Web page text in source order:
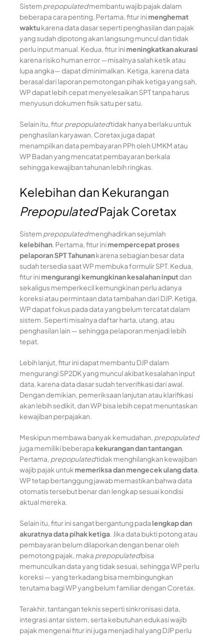
Sistem prepopulatedmembantu wajib pajak dalam
beberapa cara penting. Pertama, fitur ini menghemat
waktukarena data dasar seperti penghasilan dan pajak
yang sudah dipotong akan langsung muncul dan tidak
perlu input manual. Kedua, fitur ini meningkatkan akurasi
karena risiko human error —misalnya salah ketik atau
lupa angka— dapat diminimalkan. Ketiga, karena data
berasal dari laporan pemotongan pihak ketiga yang sah,
WP dapat lebih cepat menyelesaikan SPT tanpa harus
menyusun dokumen fisik satu per satu.
Selain itu, fiturprepopulatedtidak hanya berlaku untuk
penghasilan karyawan. Coretax juga dapat
menampilkan data pembayaran PPh oleh UMKM atau
WP Badan yang mencatat pembayaran berkala
sehingga kewajiban tahunan lebih ringkas.
Kelebihan dan Kekurangan
PrepopulatedPajak Coretax
Sistem prepopulatedmenghadirkan sejumlah
kelebihan. Pertama, fitur ini mempercepat proses
pelaporan SPT Tahunankarena sebagian besar data
sudah tersedia saat WP membuka formulir SPT. Kedua,
fitur ini mengurangi kemungkinan kesalahan inputdan
sekaligus memperkecil kemungkinan perlu adanya
koreksi atau permintaan data tambahan dari DJP. Ketiga,
WP dapat fokus pada data yang belum tercatat dalam
sistem. Seperti misalnya daftar harta, utang, atau
penghasilan lain — sehingga pelaporan menjadi lebih
tepat.
Lebih lanjut, fitur ini dapat membantu DJP dalam
mengurangi SP2DK yang muncul akibat kesalahan input
data, karena data dasar sudah terverifikasi dari awal.
Dengan demikian, pemeriksaan lanjutan atau klarifikasi
akan lebih sedikit, dan WP bisa lebih cepat menuntaskan
kewajiban perpajakan.
Meskipun membawa banyak kemudahan, prepopulated
juga memiliki beberapa kekurangan dan tantangan.
Pertama, prepopulatedtidak menghilangkan kewajiban
wajib pajak untuk memeriksa dan mengecek ulang data.
WP tetap bertanggung jawab memastikan bahwa data
otomatis tersebut benar dan lengkap sesuai kondisi
aktual mereka.
Selain itu, fitur ini sangat bergantung pada lengkap dan
akuratnya data pihak ketiga. Jika data bukti potong atau
pembayaran belum dilaporkan dengan benar oleh
pemotong pajak, maka prepopulatedbisa
memunculkan data yang tidak sesuai, sehingga WP perlu
koreksi — yang terkadang bisa membingungkan
terutama bagi WP yang belum familiar dengan Coretax.
Terakhir, tantangan teknis seperti sinkronisasi data,
integrasi antar sistem, serta kebutuhan edukasi wajib
pajak mengenai fitur ini juga menjadi hal yang DJP perlu